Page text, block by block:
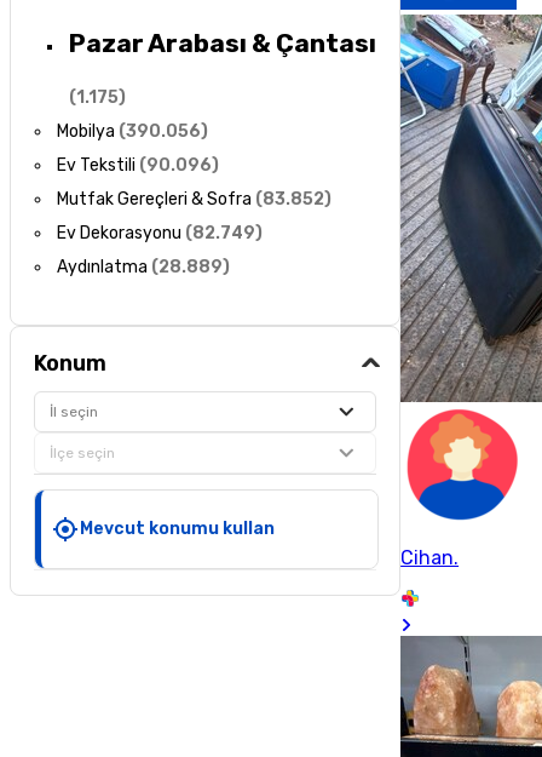
Pazar Arabası & Çantası
(1.175)
Mobilya (390.056)
Ev Tekstili (90.096)
Mutfak Gereçleri & Sofra (83.852)
Ev Dekorasyonu (82.749)
Aydınlatma (28.889)
Konum
İl seçin
İlçe seçin
Mevcut konumu kullan
Cihan.